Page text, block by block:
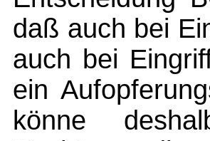
daß auch bei
auch bei
ein
könne